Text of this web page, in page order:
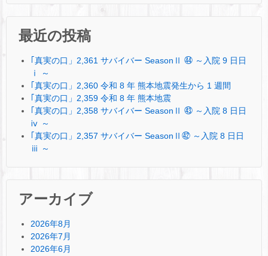
最近の投稿
｢真実の口」2,361 サバイバー SeasonⅡ ㊹ ～入院 9 日日
ⅰ ～
｢真実の口」2,360 令和 8 年 熊本地震発生から 1 週間
｢真実の口」2,359 令和 8 年 熊本地震
｢真実の口」2,358 サバイバー SeasonⅡ ㊸ ～入院 8 日日
ⅳ ～
｢真実の口」2,357 サバイバー SeasonⅡ㊷ ～入院 8 日日
ⅲ ～
アーカイブ
2026年8月
2026年7月
2026年6月